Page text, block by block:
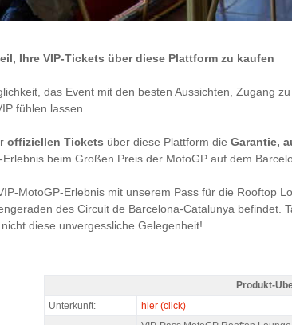
Ihre VIP-Tickets über diese Plattform zu kaufen
das Event mit den besten Aussichten, Zugang
fühlen lassen.
offiziellen Tickets über diese Plattform die Garantie,
beim Großen Preis der MotoGP auf dem
MotoGP-Erlebnis mit unserem Pass für die Rooftop
des Circuit de Barcelona-Catalunya
diese unvergessliche Gelegenheit!
VIP Karte MotoGP ROOFTOP LOUNGE 2027 - Produkt-
Produkt-
Unterkunft:
hier (click)